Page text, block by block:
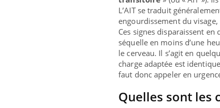
L’AIT se traduit
engourdissement du
Ces signes disparaissent
séquelle en moins d’une
le cerveau. Il s’agit en
charge adaptée est
faut donc appeler en
Quelles sont les